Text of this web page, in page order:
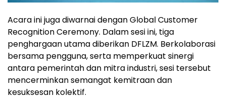
Acara ini juga diwarnai dengan Global Customer
Recognition Ceremony. Dalam sesi ini, tiga
penghargaan utama diberikan DFLZM. Berkolaborasi
bersama pengguna, serta memperkuat sinergi
antara pemerintah dan mitra industri, sesi tersebut
mencerminkan semangat kemitraan dan
kesuksesan kolektif.